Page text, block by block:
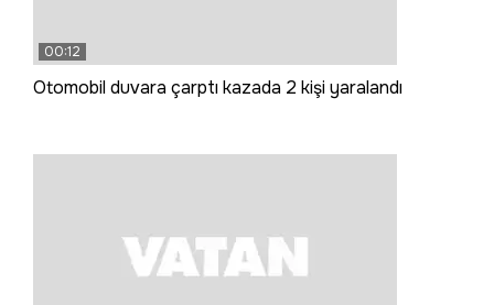
00:12
Otomobil duvara çarptı kazada 2 kişi yaralandı